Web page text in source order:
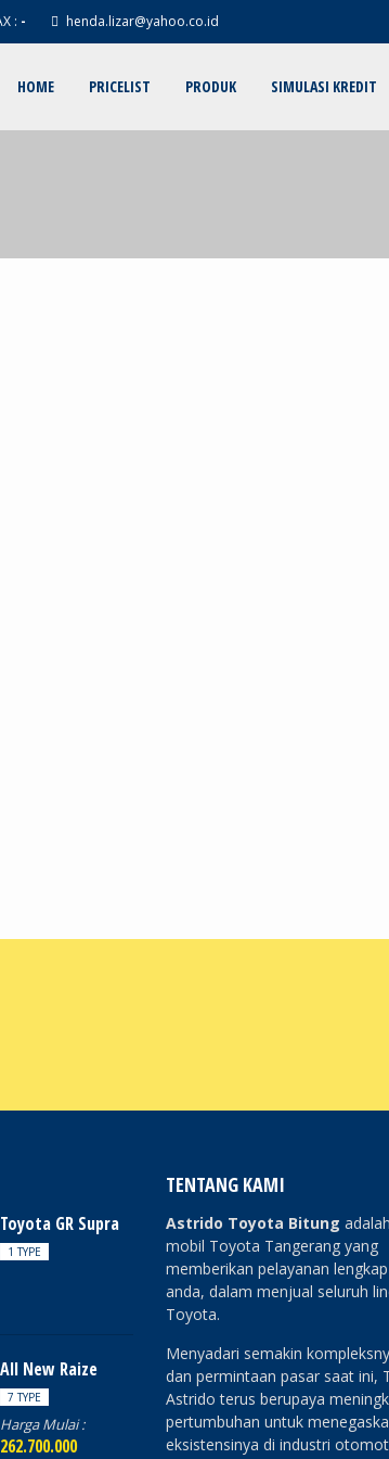
: - henda.lizar@yahoo.co.id
HOME PRICELIST PRODUK SIMULASI KREDIT
Toyota GR Supra
1 TYPE
All New Raize
7 TYPE
Harga Mulai :
262.700.000
TENTANG KAMI
Astrido Toyota Bitung
mobil Toyota Tangerang yang
memberikan pelayanan
anda, dalam menjual seluruh
Toyota.
Menyadari semakin
dan permintaan pasar saat ini,
Astrido terus berupaya
pertumbuhan untuk
eksistensinya di industri